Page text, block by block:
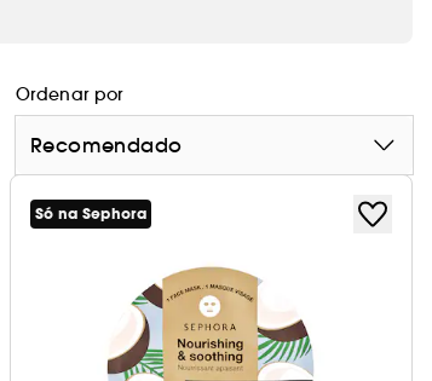
Ordenar por
Recomendado
Só na Sephora